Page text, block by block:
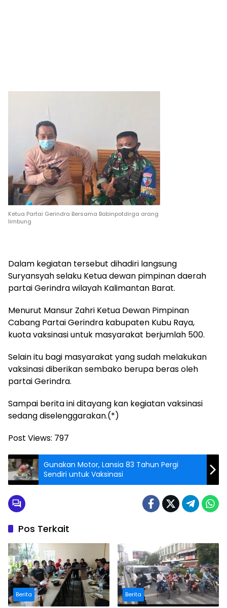
Ketua Partai Gerindra Bersama Babinpotdirga arang
limbung
Dalam kegiatan tersebut dihadiri langsung
Suryansyah selaku Ketua dewan pimpinan daerah
partai Gerindra wilayah Kalimantan Barat.
Menurut Mansur Zahri Ketua Dewan Pimpinan
Cabang Partai Gerindra kabupaten Kubu Raya,
kuota vaksinasi untuk masyarakat berjumlah 500.
Selain itu bagi masyarakat yang sudah melakukan
vaksinasi diberikan sembako berupa beras oleh
partai Gerindra.
Sampai berita ini ditayang kan kegiatan vaksinasi
sedang diselenggarakan.(*)
Post Views: 797
Gunakan Motor, Lansia 83 Tahun Pergi
Sendiri untuk Vaksinasi
Pos Terkait
Berita Berita